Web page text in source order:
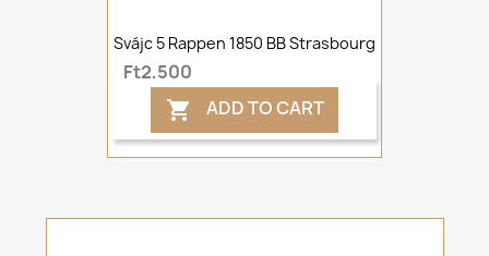
Svájc 5 Rappen 1850 BB Strasbourg
Ft2,500
 ADD TO CART